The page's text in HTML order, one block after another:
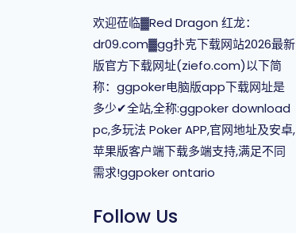
欢迎莅临▓Red Dragon 红龙：
dr09.com▓gg扑克下载网站2026最新
版官方下载网址(ziefo.com)以下简
称：ggpoker电脑版app下载网址是
多少✔全站,全称:ggpoker download
pc,多玩法 Poker APP,官网地址及安卓,
苹果版客户端下载多端支持,满足不同
需求!ggpoker ontario
Follow Us